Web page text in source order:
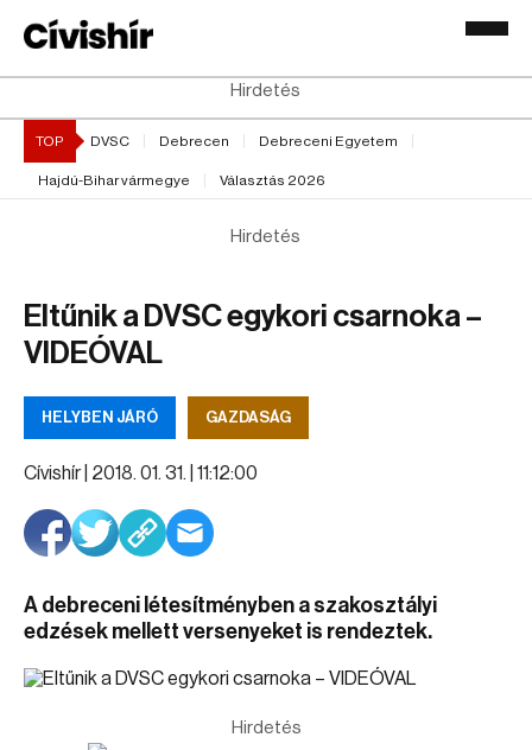
Hirdetés
TOP DVSC Debrecen Debreceni Egyetem
Hajdú-Bihar vármegye Választás 2026
Hirdetés
Eltűnik a DVSC egykori csarnoka –
VIDEÓVAL
HELYBEN JÁRÓ GAZDASÁG
Cívishír | 2018. 01. 31. | 11:12:00
A debreceni létesítményben a szakosztályi
edzések mellett versenyeket is rendeztek.
Hirdetés